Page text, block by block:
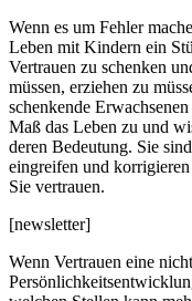
Wenn es um Fehler
Leben mit Kindern ein
Vertrauen zu schenken
müssen, erziehen zu
schenkende
Maß das Leben zu und
deren Bedeutung. Sie
eingreifen und korrigieren
Sie vertrauen.
[newsletter]
Wenn Vertrauen eine